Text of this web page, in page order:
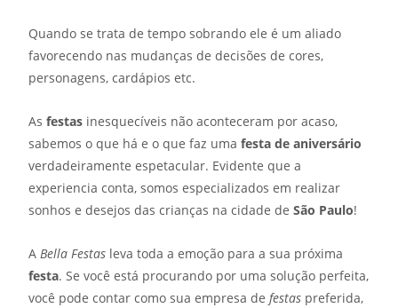
Quando se trata de tempo sobrando ele é um aliado
favorecendo nas mudanças de decisões de cores,
personagens, cardápios etc.
As festas inesquecíveis não aconteceram por acaso,
sabemos o que há e o que faz uma festa de aniversário
verdadeiramente espetacular. Evidente que a
experiencia conta, somos especializados em realizar
sonhos e desejos das crianças na cidade de São Paulo!
A Bella Festas leva toda a emoção para a sua próxima
festa. Se você está procurando por uma solução perfeita,
você pode contar como sua empresa de festas preferida,